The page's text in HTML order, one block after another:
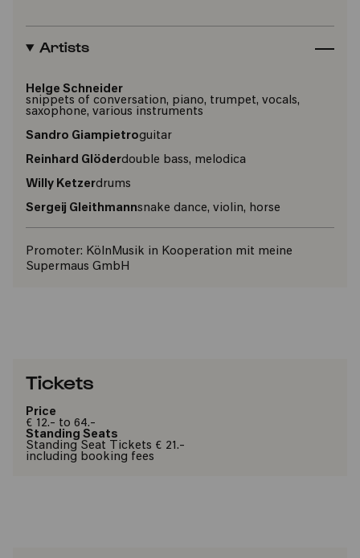
Artists
Helge Schneider
snippets of conversation, piano, trumpet, vocals,
saxophone, various instruments
Sandro Giampietroguitar
Reinhard Glöderdouble bass, melodica
Willy Ketzerdrums
Sergeij Gleithmannsnake dance, violin, horse
Promoter: KölnMusik in Kooperation mit meine
Supermaus GmbH
Tickets
Price
€ 12.- to 64.-
Standing Seats
Standing Seat Tickets € 21.-
including booking fees